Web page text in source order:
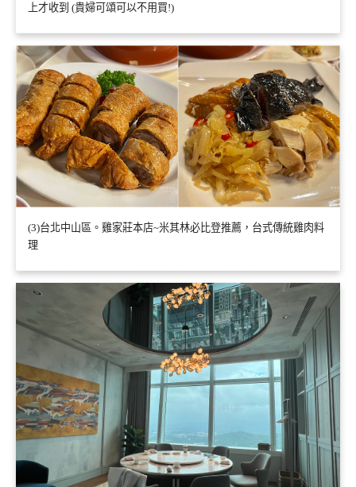
上才收到 (貴婦可頌可以不用買!)
(3)台北中山區。雞家莊本店~米其林必比登推薦，台式傳統雞肉料
理